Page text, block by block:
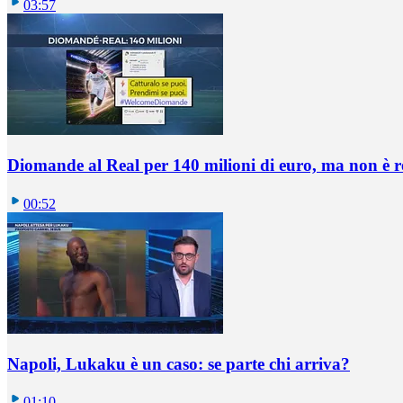
03:57
Diomande al Real per 140 milioni di euro, ma non è
00:52
Napoli, Lukaku è un caso: se parte chi arriva?